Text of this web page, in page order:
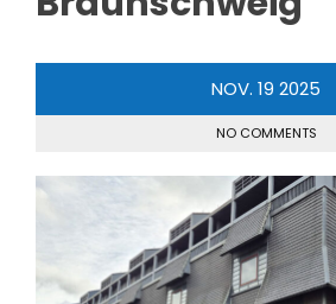
NOV. 19 2025
NO COMMENTS